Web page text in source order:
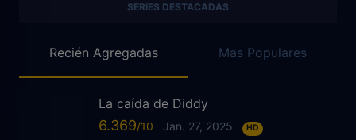
SERIES DESTACADAS
Recién Agregadas Mas Populares
La caída de Diddy
6.369 Jan. 27, 2025 HD